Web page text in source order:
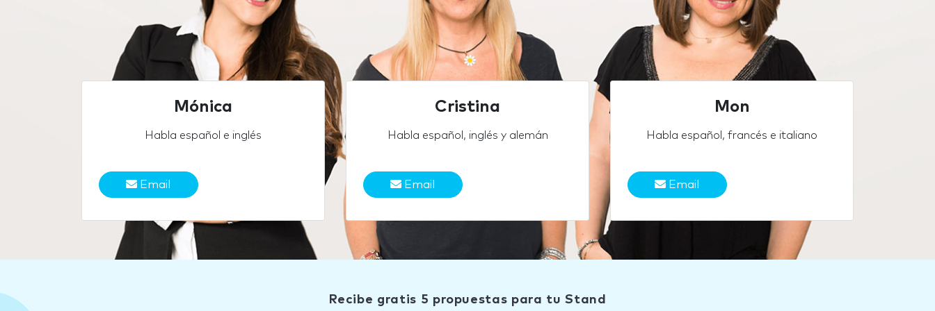
Mónica
Habla español e inglés
Email
Cristina
Habla español, inglés y alemán
Email
Mon
Habla español, francés e italiano
Email
Recibe gratis 5 propuestas para tu Stand